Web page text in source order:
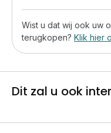
Wist u dat wij ook uw
terugkopen? Klik hier
Dit zal u ook